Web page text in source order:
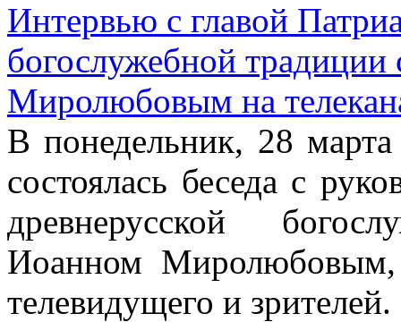
Интервью с главой
богослужебной
Миролюбовым на
В понедельник, 28
состоялась беседа с
древнерусской
Иоанном Миролюбовым,
телевидущего и зрителей.